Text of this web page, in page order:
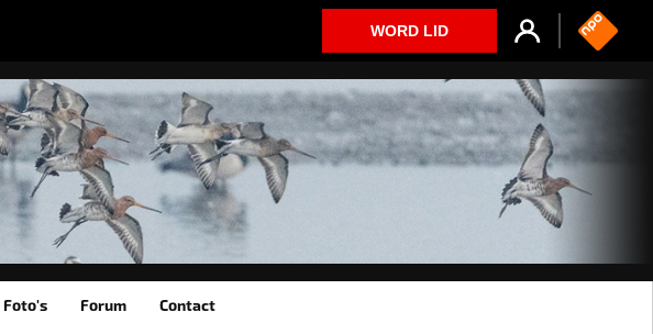
WORD LID
Foto's Forum Contact